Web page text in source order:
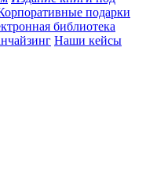
подарки
библиотека
Наши кейсы